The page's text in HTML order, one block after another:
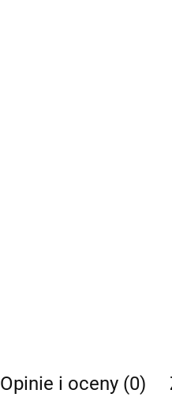
Opinie i oceny (0)